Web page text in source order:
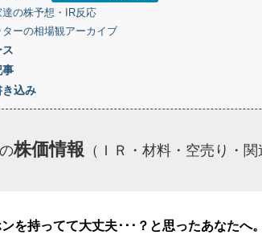
達の株予想・IR反応
ターの相場観アーカイブ
事
込み
の株価情報 （ＩＲ・材料・空売り・関
を持ってて大丈夫･･･？と思ったあなたへ